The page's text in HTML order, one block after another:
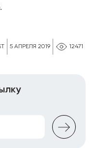
5 АПРЕЛЯ 2019 12471